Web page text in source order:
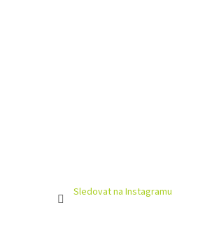
Sledovat na Instagramu